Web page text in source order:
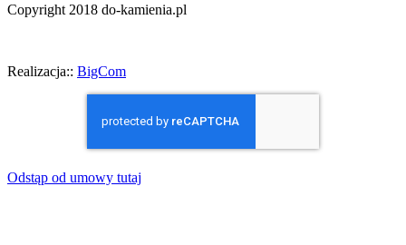
Copyright 2018 do-kamienia.pl
Realizacja:: BigCom
Odstąp od umowy tutaj